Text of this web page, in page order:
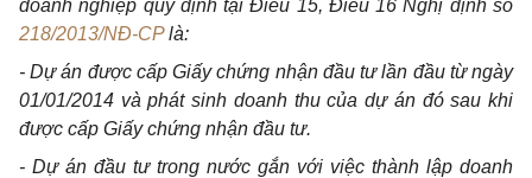
doanh nghiệp quy định tại Điều 15, Điều 16 Nghị định số
218/2013/NĐ-CPlà:
- Dự án được cấp Giấy chứng nhận đầu tư lần đầu từ ngày
01/01/2014 và phát sinh doanh thu của dự án đó sau khi
được cấp Giấy chứng nhận đầu tư.
- Dự án đầu tư trong nước gắn với việc thành lập doanh